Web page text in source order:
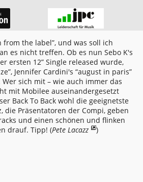
from the label”, und was soll ich
es nicht treffen. Ob es nun Sebo K's
ersten 12” Single released wurde,
Jennifer Cardini's “august in paris”
Wer sich mit – wie auch immer das
mit Mobilee auseinandergesetzt
Back To Back wohl die geeignetste
die Präsentatoren der Compi, geben
und einen schönen und flinken
drauf. Tipp! (Pete Lacazz )